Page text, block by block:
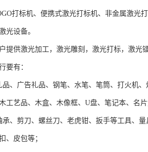
打标机、便携式激光打标机、非金属激光
光设备。
提供激光加工，激光雕刻，激光打标，激光
要有：
品、广告礼品、钢笔、水笔、笔筒、打火机
工艺品、木盒、木像框、U盘、笔记本、名片
承、剪刀、螺丝刀、老虎钳、扳手等工具、
、皮包等；